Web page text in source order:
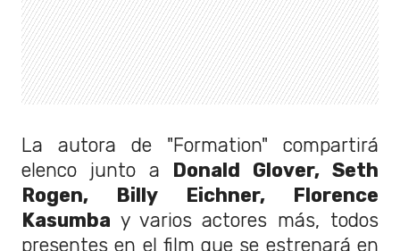
La autora de "Formation" compartirá
elenco junto a Donald Glover, Seth
Rogen, Billy Eichner, Florence
Kasumba y varios actores más, todos
presentes en el film que se estrenará en